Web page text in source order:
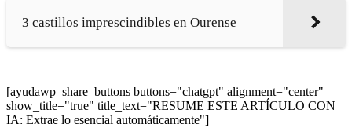
3 castillos imprescindibles en Ourense
[ayudawp_share_buttons buttons="chatgpt" alignment="center"
show_title="true" title_text="RESUME ESTE ARTÍCULO CON
IA: Extrae lo esencial automáticamente"]